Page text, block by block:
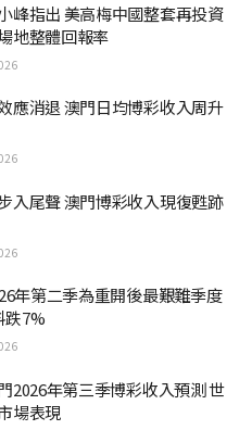
峰指出 美高梅中國整套再投資
地整體回報率
應消退 澳門日均博彩收入周升
入尾聲 澳門博彩收入現復甦跡
年第二季為重開後最艱難季度
跌7%
2026年第三季博彩收入預測 世
場表現